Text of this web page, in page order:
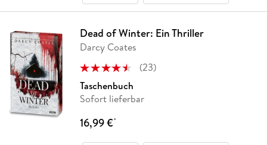
Dead of Winter: Ein Thriller
Darcy Coates
(23)
Taschenbuch
Sofort lieferbar
16,99 €*